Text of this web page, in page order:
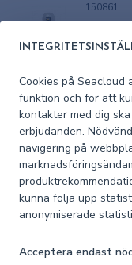
Cookies på
funktion och för att
kontakter med dig
erbjudanden.
navigering på
kunna följa upp
anonymiserade
Acceptera endast
150861
Pris (exkl. moms)
150862
LED 1-
I lager
Pris (exkl. moms)